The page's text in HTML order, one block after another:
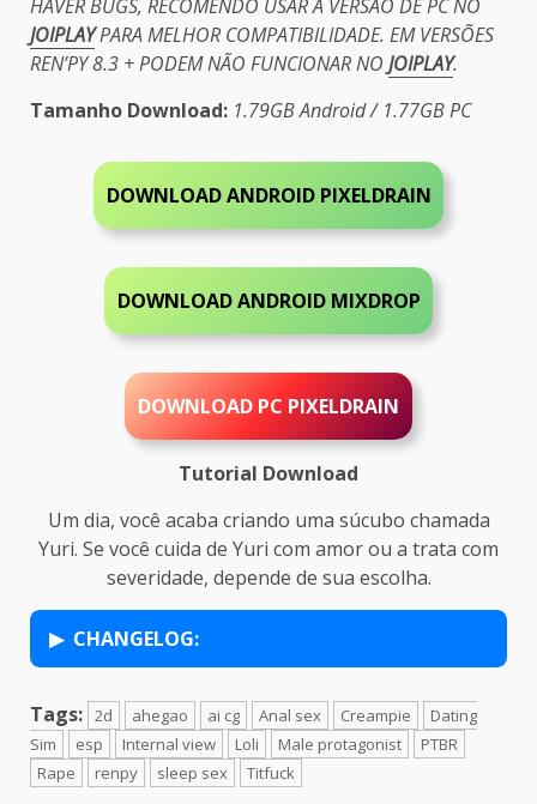
HAVER BUGS, RECOMENDO USAR A VERSÃO DE PC NO
JOIPLAYPARA MELHOR COMPATIBILIDADE. EM VERSÕES
REN’PY 8.3 + PODEM NÃO FUNCIONAR NO JOIPLAY.
Tamanho Download: 1.79GBAndroid / 1.77GB PC
DOWNLOAD ANDROID PIXELDRAIN
DOWNLOAD ANDROID MIXDROP
DOWNLOAD PC PIXELDRAIN
Tutorial Download
Um dia, você acaba criando uma súcubo chamada
Yuri. Se você cuida de Yuri com amor ou a trata com
severidade, depende de sua escolha.
CHANGELOG:
Tags: 2d ahegao ai cg Anal sex Creampie
Dating
Sim
esp Internal view Loli Male protagonist
PTBR
Rape
renpy sleep sex Titfuck